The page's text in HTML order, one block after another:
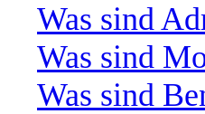
Was sind
Was sind
Was sind